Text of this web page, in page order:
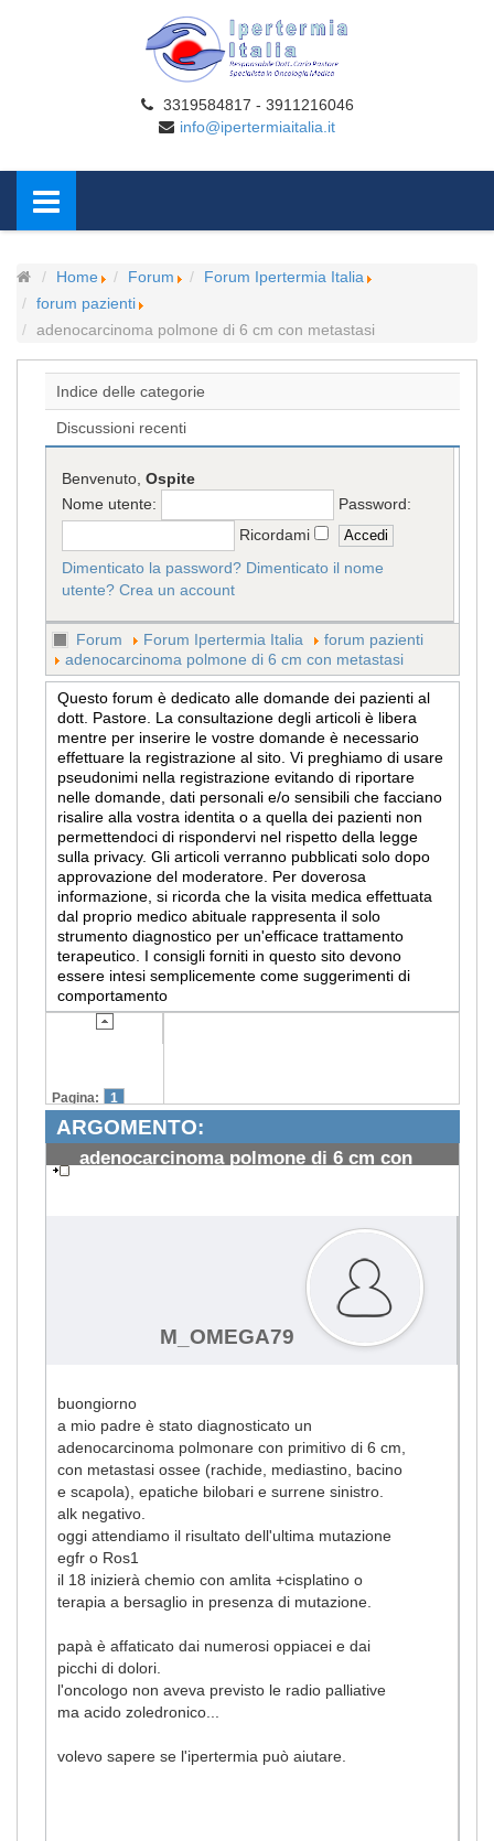
3319584817 - 3911216046
info@ipertermiaitalia.it
Home Forum
Forum Ipertermia Italia
forum pazienti
adenocarcinoma polmone di 6 cm con metastasi
Indice delle categorie
Discussioni recenti
Benvenuto,Ospite
Nome utente:
Password:
Ricordami
Dimenticato la password? Dimenticato il nome
utente? Crea un account
Forum Forum Ipertermia Italia
forum pazienti
adenocarcinoma polmone di 6 cm con metastasi
Questo forum è dedicato alle domande dei pazienti al
dott. Pastore. La consultazione degli articoli è libera
mentre per inserire le vostre domande è necessario
effettuare la registrazione al sito. Vi preghiamo di usare
pseudonimi nella registrazione evitando di riportare
nelle domande, dati personali e/o sensibili che facciano
risalire alla vostra identita o a quella dei pazienti non
permettendoci di rispondervi nel rispetto della legge
sulla privacy. Gli articoli verranno pubblicati solo dopo
approvazione del moderatore. Per doverosa
informazione, si ricorda che la visita medica effettuata
dal proprio medico abituale rappresenta il solo
strumento diagnostico per un'efficace trattamento
terapeutico. I consigli forniti in questo sito devono
essere intesi semplicemente come suggerimenti di
comportamento
Pagina: 1
ARGOMENTO:
adenocarcinoma polmone di 6 cm con
M_OMEGA79
buongiorno
a mio padre è stato diagnosticato un
adenocarcinoma polmonare con primitivo di 6 cm,
con metastasi ossee (rachide, mediastino, bacino
e scapola), epatiche bilobari e surrene sinistro.
alk negativo.
oggi attendiamo il risultato dell'ultima mutazione
egfr o Ros1
il 18 inizierà chemio con amlita +cisplatino o
terapia a bersaglio in presenza di mutazione.
papà è affaticato dai numerosi oppiacei e dai
picchi di dolori.
l'oncologo non aveva previsto le radio palliative
ma acido zoledronico...
volevo sapere se l'ipertermia può aiutare.